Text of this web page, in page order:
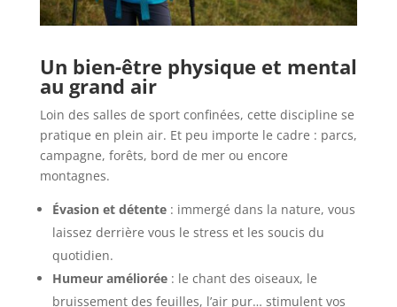
Un bien-être physique et mental
au grand air
Loin des salles de sport confinées, cette discipline se
pratique en plein air. Et peu importe le cadre : parcs,
campagne, forêts, bord de mer ou encore
montagnes.
Évasion et détente: immergé dans la nature, vous
laissez derrière vous le stress et les soucis du
quotidien.
Humeur améliorée: le chant des oiseaux, le
bruissement des feuilles, l’air pur… stimulent vos